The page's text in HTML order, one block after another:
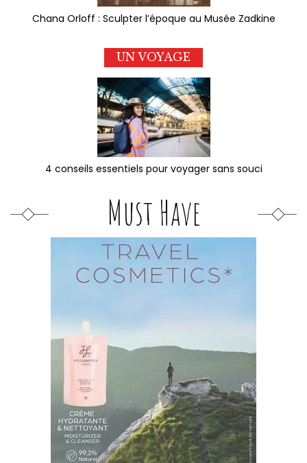
Chana Orloff : Sculpter l’époque au Musée Zadkine
UN VOYAGE
4 conseils essentiels pour voyager sans souci
Must Have